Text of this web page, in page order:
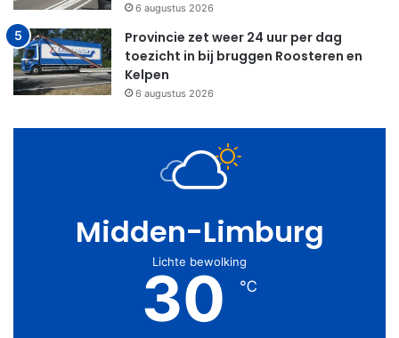
6 augustus 2026
Provincie zet weer 24 uur per dag
toezicht in bij bruggen Roosteren en
Kelpen
6 augustus 2026
Midden-Limburg
Lichte bewolking
30 ℃